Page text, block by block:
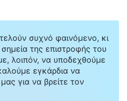
συχνό φαινόμενο, κι
της επιστροφής του
λοιπόν, να υποδεχθούμε
εγκάρδια να
για να βρείτε τον